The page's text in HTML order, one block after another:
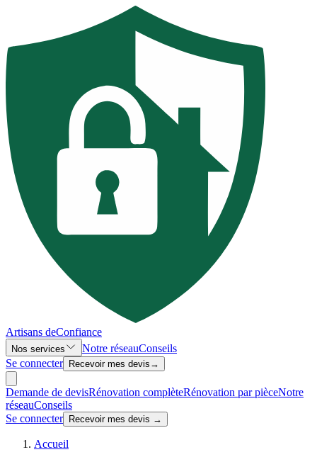
Artisans deConfiance
Nos services Notre réseauConseils
Se connecter
Recevoir mes devis →
Demande de devisRénovation complèteRénovation par pièceNotre
réseauConseils
Se connecter
Recevoir mes devis →
Accueil